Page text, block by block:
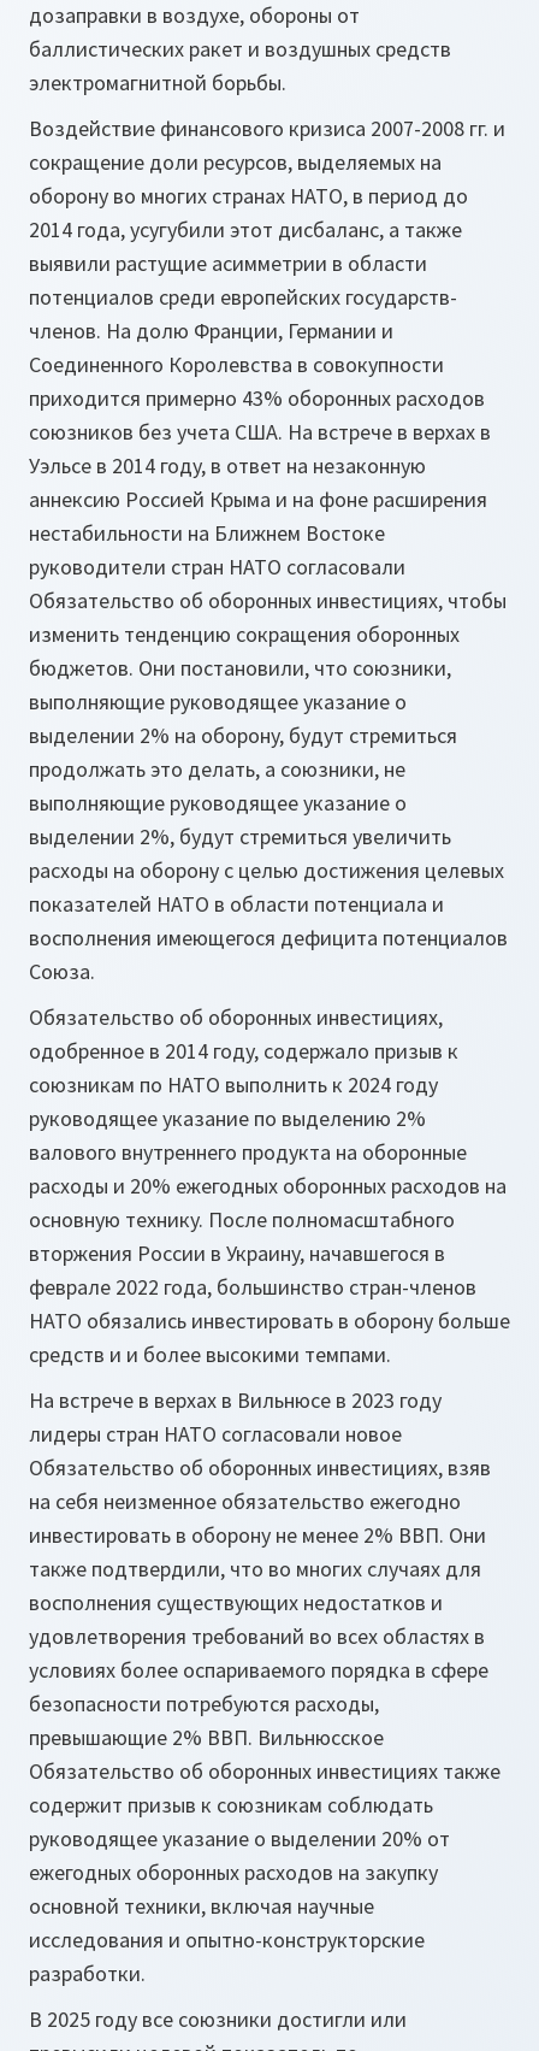
дозаправки в воздухе, обороны от
баллистических ракет и воздушных средств
электромагнитной борьбы.
Воздействие финансового кризиса 2007-2008 гг. и
сокращение доли ресурсов, выделяемых на
оборону во многих странах НАТО, в период до
2014 года, усугубили этот дисбаланс, а также
выявили растущие асимметрии в области
потенциалов среди европейских государств-
членов. На долю Франции, Германии и
Соединенного Королевства в совокупности
приходится примерно 43% оборонных расходов
союзников без учета США. На встрече в верхах в
Уэльсе в 2014 году, в ответ на незаконную
аннексию Россией Крыма и на фоне расширения
нестабильности на Ближнем Востоке
руководители стран НАТО согласовали
Обязательство об оборонных инвестициях, чтобы
изменить тенденцию сокращения оборонных
бюджетов. Они постановили, что союзники,
выполняющие руководящее указание о
выделении 2% на оборону, будут стремиться
продолжать это делать, а союзники, не
выполняющие руководящее указание о
выделении 2%, будут стремиться увеличить
расходы на оборону с целью достижения целевых
показателей НАТО в области потенциала и
восполнения имеющегося дефицита потенциалов
Союза.
Обязательство об оборонных инвестициях,
одобренное в 2014 году, содержало призыв к
союзникам по НАТО выполнить к 2024 году
руководящее указание по выделению 2%
валового внутреннего продукта на оборонные
расходы и 20% ежегодных оборонных расходов на
основную технику. После полномасштабного
вторжения России в Украину, начавшегося в
феврале 2022 года, большинство стран-членов
НАТО обязались инвестировать в оборону больше
средств и и более высокими темпами.
На встрече в верхах в Вильнюсе в 2023 году
лидеры стран НАТО согласовали новое
Обязательство об оборонных инвестициях, взяв
на себя неизменное обязательство ежегодно
инвестировать в оборону не менее 2% ВВП. Они
также подтвердили, что во многих случаях для
восполнения существующих недостатков и
удовлетворения требований во всех областях в
условиях более оспариваемого порядка в сфере
безопасности потребуются расходы,
превышающие 2% ВВП. Вильнюсское
Обязательство об оборонных инвестициях также
содержит призыв к союзникам соблюдать
руководящее указание о выделении 20% от
ежегодных оборонных расходов на закупку
основной техники, включая научные
исследования и опытно-конструкторские
разработки.
В 2025 году все союзники достигли или